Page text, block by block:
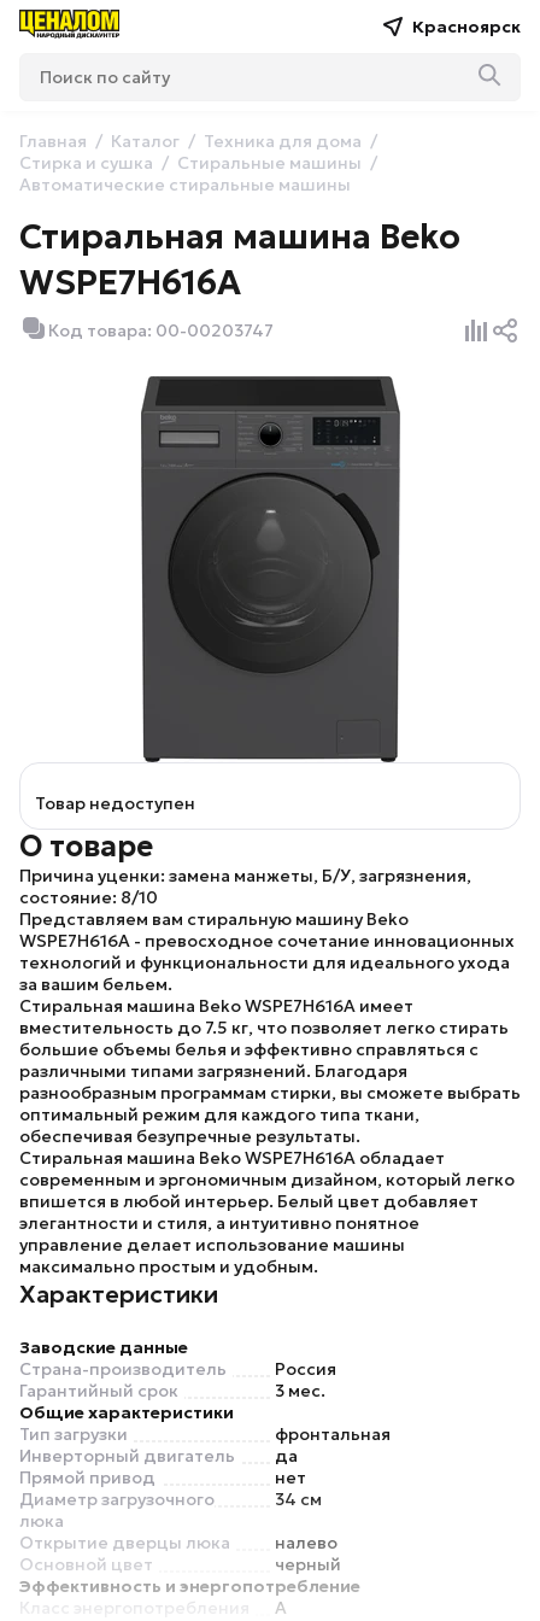
Красноярск
Главная Каталог
Техника для дома
Стирка и сушка
Стиральные машины
Автоматические стиральные машины
Стиральная машина Beko
WSPE7H616A
Код товара: 00-00203747
Товар недоступен
О товаре
Причина уценки: замена манжеты, Б/У, загрязнения,
состояние: 8/10
Представляем вам стиральную машинуBeko
WSPE7H616A - превосходное сочетание инновационных
технологий и функциональности для идеального ухода
за вашим бельем.
Стиральная машина Beko WSPE7H616A имеет
вместительность до 7.5 кг, что позволяет легко стирать
большие объемы белья и эффективно справляться с
различными типами загрязнений. Благодаря
разнообразным программам стирки, вы сможете выбрать
оптимальный режим для каждого типа ткани,
обеспечивая безупречные результаты.
Стиральная машина Beko WSPE7H616A обладает
современным и эргономичным дизайном, который легко
впишется в любой интерьер. Белый цвет добавляет
элегантности и стиля, а интуитивно понятное
управление делает использование машины
максимально простым и удобным.
Характеристики
Заводские данные
Страна-производитель
Россия
Гарантийный срок
3 мес.
Общие характеристики
Тип загрузки
фронтальная
Инверторный двигатель
да
Прямой привод
нет
Диаметр загрузочного
люка
34 см
Открытие дверцы люка
налево
Основной цвет
черный
Эффективность и энергопотребление
Класс энергопотребления
A